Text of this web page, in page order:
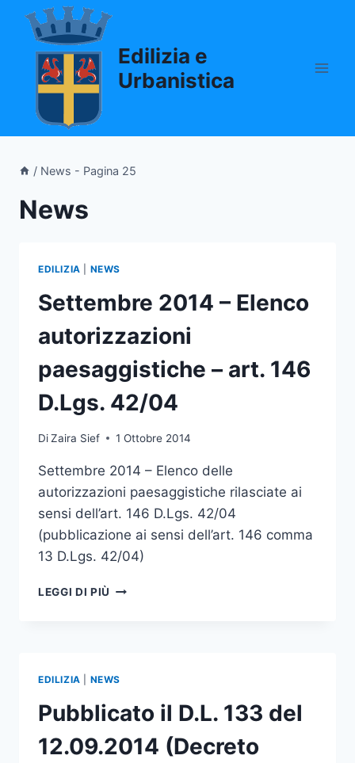
Salta
contenuto
Edilizia e
Urbanistica
/ News - Pagina 25
News
EDILIZIA NEWS
Settembre 2014 – Elenco
autorizzazioni
paesaggistiche – art. 146
D.Lgs. 42/04
DiZaira Sief 1 Ottobre 2014
Settembre 2014 – Elenco delle
autorizzazioni paesaggistiche rilasciate ai
sensi dell’art. 146 D.Lgs. 42/04
(pubblicazione ai sensi dell’art. 146 comma
13 D.Lgs. 42/04)
LEGGI DI PIÙ SETTEMBRE
ART.
146
D.LGS.
42/04
EDILIZIA NEWS
Pubblicato il D.L. 133 del
12.09.2014 (Decreto